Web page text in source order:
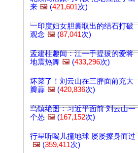
来 🖼️ (421,601次)
一印度妇女胆囊取出的结石打破
观念 🖼️ (87,041次)
孟建柱趣闻：江一手提拔的爱将
地震热舞 🖼️ (433,296次)
坏菜了！刘云山在三胖面前充大
瓣蒜 🖼️ (420,836次)
乌镇绝图：习近平面前 刘云山一
个怂 🖼️ (167,152次)
行星听喝儿撞地球 屡屡擦身而过
🖼️ (359,411次)